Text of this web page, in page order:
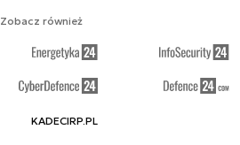
Zobacz również
KADECIRP.PL